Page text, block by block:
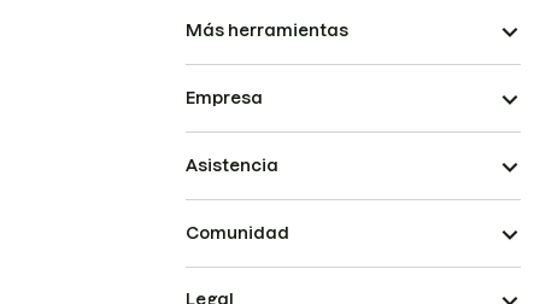
Más herramientas
Empresa
Asistencia
Comunidad
Legal